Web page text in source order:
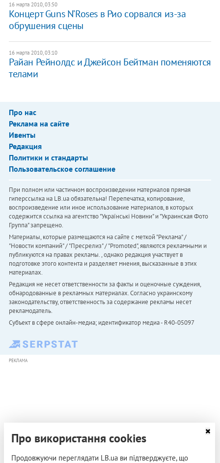
16 марта 2010, 03:50
Концерт Guns N’Roses в Рио сорвался из-за
обрушения сцены
16 марта 2010, 03:10
Райан Рейнолдс и Джейсон Бейтман поменяются
телами
Про нас
Реклама на сайте
Ивенты
Редакция
Политики и стандарты
Пользовательское соглашение
При полном или частичном воспроизведении материалов прямая
гиперссылка на LB.ua обязательна! Перепечатка, копирование,
воспроизведение или иное использование материалов, в которых
содержится ссылка на агентство "Українськi Новини" и "Украинская Фото
Группа" запрещено.
Материалы, которые размещаются на сайте с меткой "Реклама" /
"Новости компаний" / "Пресрелиз" / "Promoted", являются рекламными и
публикуются на правах рекламы. , однако редакция участвует в
подготовке этого контента и разделяет мнения, высказанные в этих
материалах.
Редакция не несет ответственности за факты и оценочные суждения,
обнародованные в рекламных материалах. Согласно украинскому
законодательству, ответственность за содержание рекламы несет
рекламодатель.
Субъект в сфере онлайн-медиа; идентификатор медиа - R40-05097
РЕКЛАМА
Про використання cookies
Продовжуючи переглядати LB.ua ви підтверджуєте, що